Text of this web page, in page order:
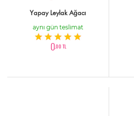
Yapay Leylak Ağacı
aynı gün teslimat
0,00 TL